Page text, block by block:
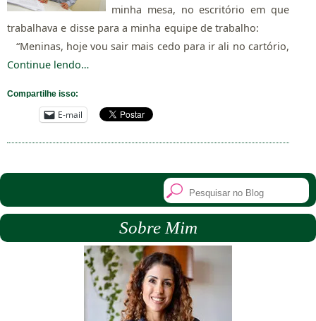
minha mesa, no escritório em que
trabalhava e disse para a minha equipe de trabalho:
“Meninas, hoje vou sair mais cedo para ir ali no cartório,
Continue lendo…
Compartilhe isso:
E-mail
Sobre Mim